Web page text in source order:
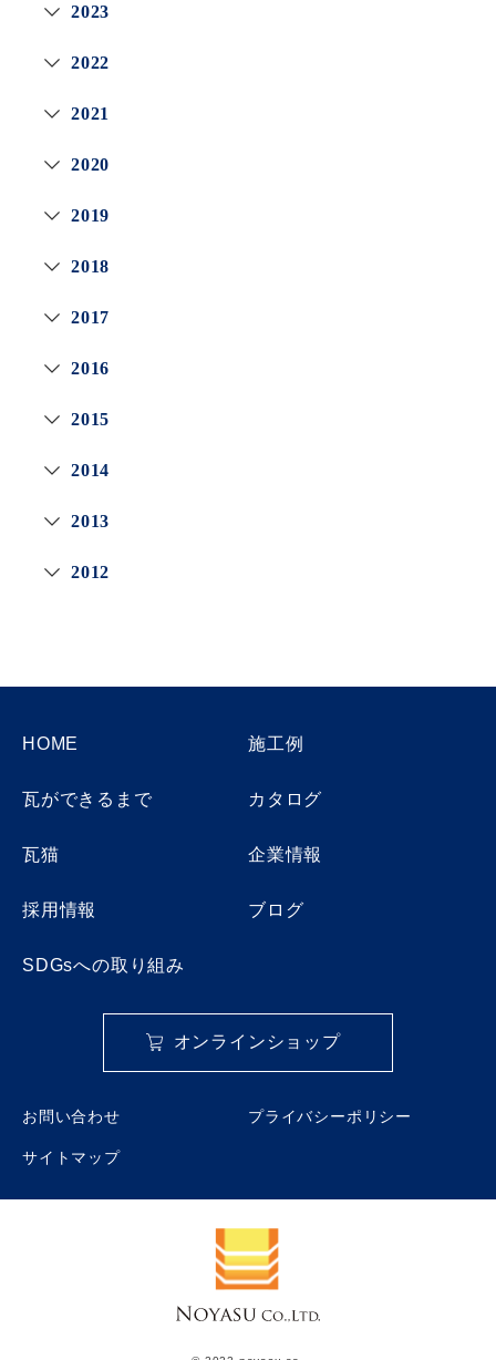
2023
2022
2021
2020
2019
2018
2017
2016
2015
2014
2013
2012
HOME 施工例
瓦ができるまで カタログ
瓦猫 企業情報
採用情報 ブログ
SDGsへの取り組み
オンラインショップ
お問い合わせ プライバシーポリシー
サイトマップ